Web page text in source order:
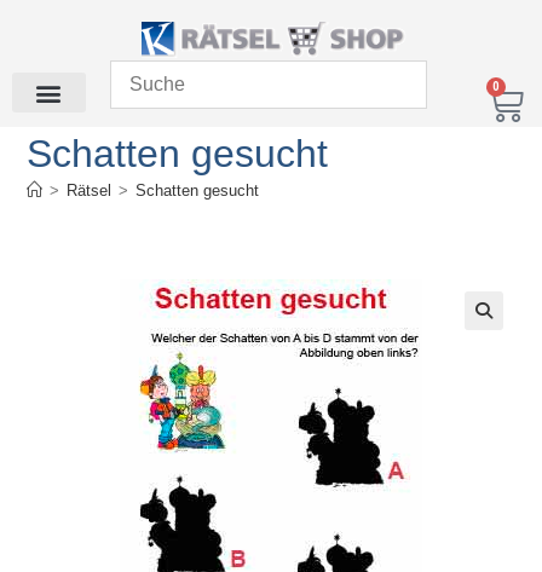
0
Schatten gesucht
> Rätsel > Schatten gesucht